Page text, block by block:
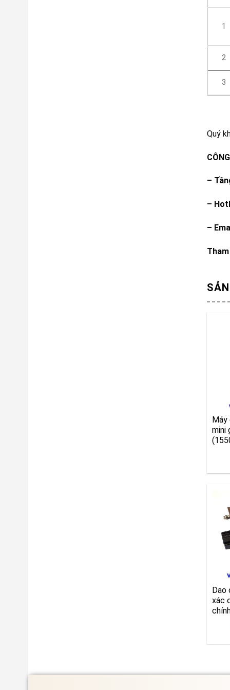
1
2
3
Quý
–
–
–
Máy
mini
Dao
xác